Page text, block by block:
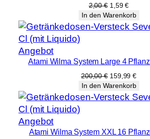
2,00€ Ursprünglicher
Preis
war:
2,00 €
1,59€
Preis
ist:
1,59 €.
In den Warenkorb
AngebotProdukt
im
Angebot
Atami Wilma System Large 4
200,00€ Ursprünglicher
Preis
war:
200,00 €
159,99€
Preis
ist:
In den Warenkorb
AngebotProdukt
im
Atami Wilma System XXL 16